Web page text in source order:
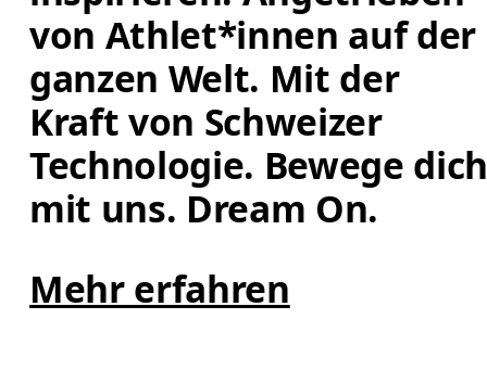
von Athlet*innen auf der
ganzen Welt. Mit der
Kraft von Schweizer
Technologie. Bewege
mit uns. Dream On.
Mehr erfahren